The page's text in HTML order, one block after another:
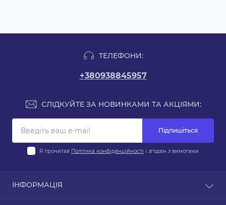
ТЕЛЕФОНИ:
+380938845957
СЛІДКУЙТЕ ЗА НОВИНКАМИ ТА АКЦІЯМИ:
Підпишіться
Я прочитав Політика конфіденційності і згоден з вимогами
ІНФОРМАЦІЯ